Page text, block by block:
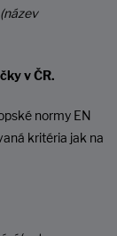
v ČR.
normy EN
kritéria jak na